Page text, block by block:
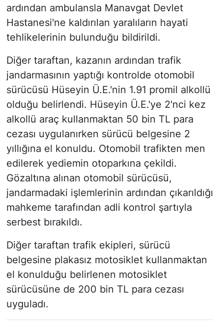
ardından ambulansla Manavgat Devlet
Hastanesi'ne kaldırılan yaralıların hayati
tehlikelerinin bulunduğu bildirildi.
Diğer taraftan, kazanın ardından trafik
jandarmasının yaptığı kontrolde otomobil
sürücüsü Hüseyin Ü.E.'nin 1.91 promil alkollü
olduğu belirlendi. Hüseyin Ü.E.'ye 2'nci kez
alkollü araç kullanmaktan 50 bin TL para
cezası uygulanırken sürücü belgesine 2
yıllığına el konuldu. Otomobil trafikten men
edilerek yediemin otoparkına çekildi.
Gözaltına alınan otomobil sürücüsü,
jandarmadaki işlemlerinin ardından çıkarıldığı
mahkeme tarafından adli kontrol şartıyla
serbest bırakıldı.
Diğer taraftan trafik ekipleri, sürücü
belgesine plakasız motosiklet kullanmaktan
el konulduğu belirlenen motosiklet
sürücüsüne de 200 bin TL para cezası
uyguladı.